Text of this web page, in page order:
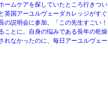
ームケアを探していたところ行きつい
英国アーユルヴェーダカレッジがすぐ
の説明会に参加。「この先生すごい！
ことに。自身の悩みである長年の乾燥
れなかったのに、毎日アーユルヴェー